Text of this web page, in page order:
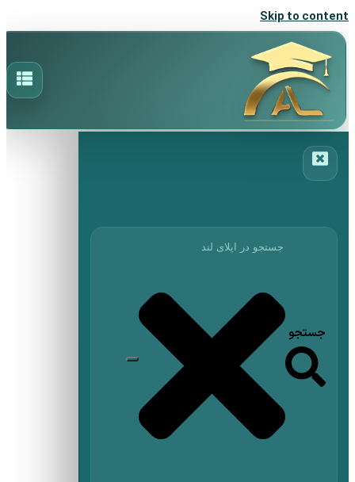
Skip to content
جستجو